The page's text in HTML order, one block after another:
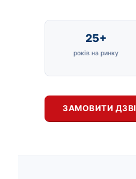
25+
років на ринку
ЗАМОВИТИ